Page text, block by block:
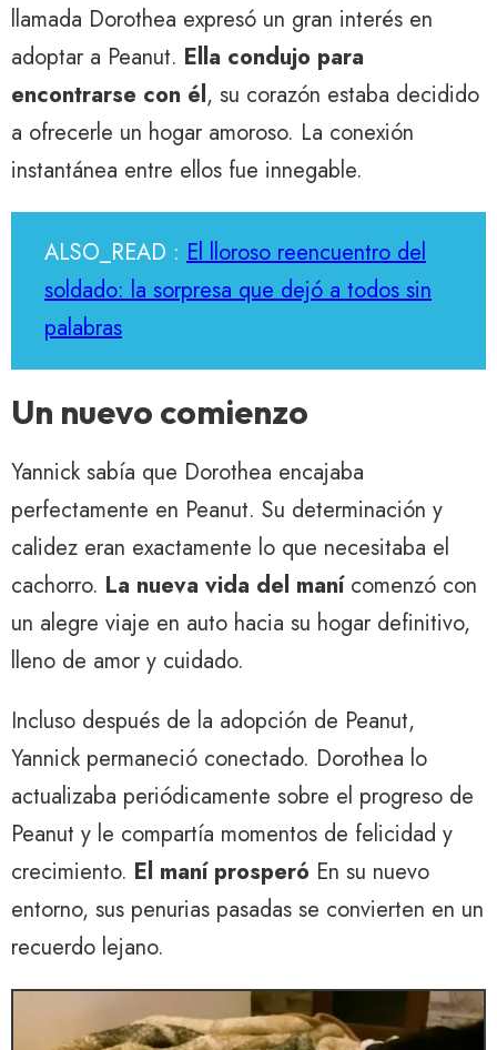
llamada Dorothea expresó un gran interés en
adoptar a Peanut. Ella condujo para
encontrarse con él, su corazón estaba decidido
a ofrecerle un hogar amoroso. La conexión
instantánea entre ellos fue innegable.
ALSO_READ : El lloroso reencuentro del
soldado: la sorpresa que dejó a todos sin
palabras
Un nuevo comienzo
Yannick sabía que Dorothea encajaba
perfectamente en Peanut. Su determinación y
calidez eran exactamente lo que necesitaba el
cachorro. La nueva vida del manícomenzó con
un alegre viaje en auto hacia su hogar definitivo,
lleno de amor y cuidado.
Incluso después de la adopción de Peanut,
Yannick permaneció conectado. Dorothea lo
actualizaba periódicamente sobre el progreso de
Peanut y le compartía momentos de felicidad y
crecimiento. El maní prosperó En su nuevo
entorno, sus penurias pasadas se convierten en un
recuerdo lejano.